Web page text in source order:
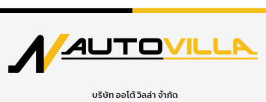
บริษัท ออโต้ วิลล่า จำกัด